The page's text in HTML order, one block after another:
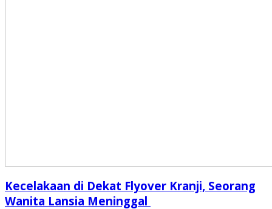
Kecelakaan di Dekat Flyover Kranji, Seorang
Wanita Lansia Meninggal